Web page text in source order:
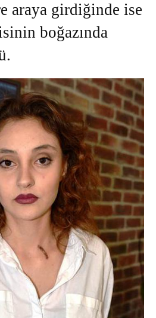
araya girdiğinde ise
boğazında